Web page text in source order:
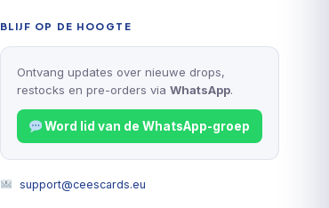
BLIJF OP DE HOOGTE
Ontvang updates over nieuwe drops,
restocks en pre-orders via WhatsApp.
Word lid van de WhatsApp-groep
support@ceescards.eu